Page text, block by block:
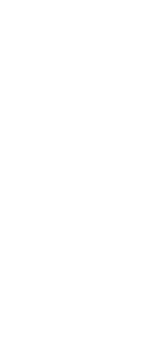
Trạm Y tế
Trạm Y tế
Trạm Y tế
Trạm Y tế
Trạm Y tế
Trạm Y tế